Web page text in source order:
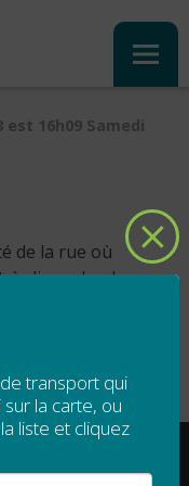
est 16h09 Samedi
de la rue où
à-dire selon le sens
transport qui
la carte, ou
liste et cliquez